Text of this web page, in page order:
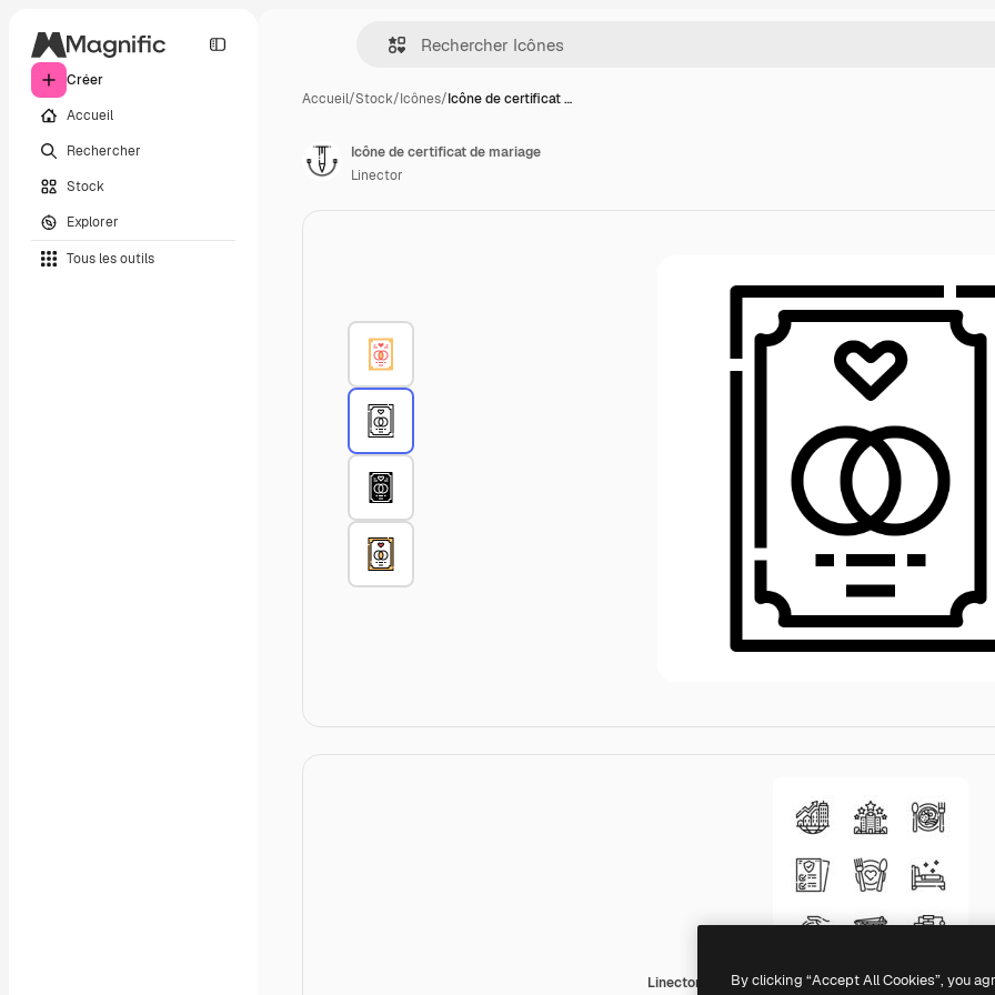
Créer
Accueil
Rechercher
Stock
Explorer
Tous les outils
Accueil/Stock/Icônes/Icône de certificat …
Linector Lineal
Icône de certificat de mariage
Linector
By clicking “Accept All Cookies”, you